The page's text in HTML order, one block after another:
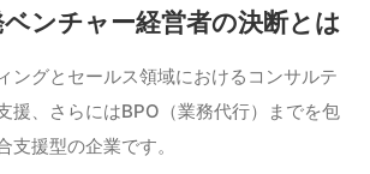
ンチャー経営者の決断とは
ングとセールス領域におけるコンサルテ
援、さらにはBPO（業務代行）までを包
支援型の企業です。